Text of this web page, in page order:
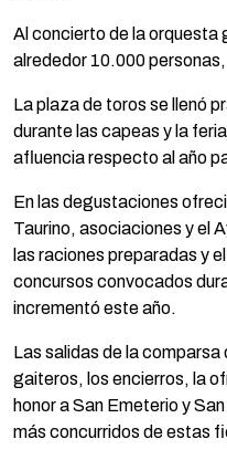
Al concierto de la orquesta
alrededor 10.000
La plaza de toros se llenó
durante las capeas y la
afluencia respecto al año
En las degustaciones
Taurino, asociaciones y el
las raciones preparadas y
concursos convocados
incrementó este año.
Las salidas de la
gaiteros, los encierros, la
honor a San Emeterio y
más concurridos de estas